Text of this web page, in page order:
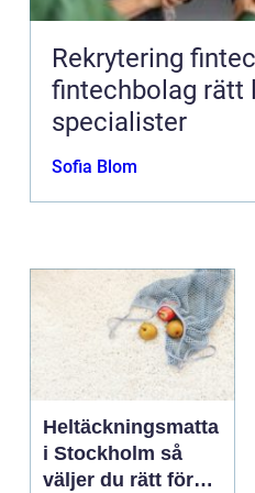
Rekrytering fintech så
fintechbolag rätt
specialister
Sofia Blom
Heltäckningsmatta
i Stockholm så
väljer du rätt för